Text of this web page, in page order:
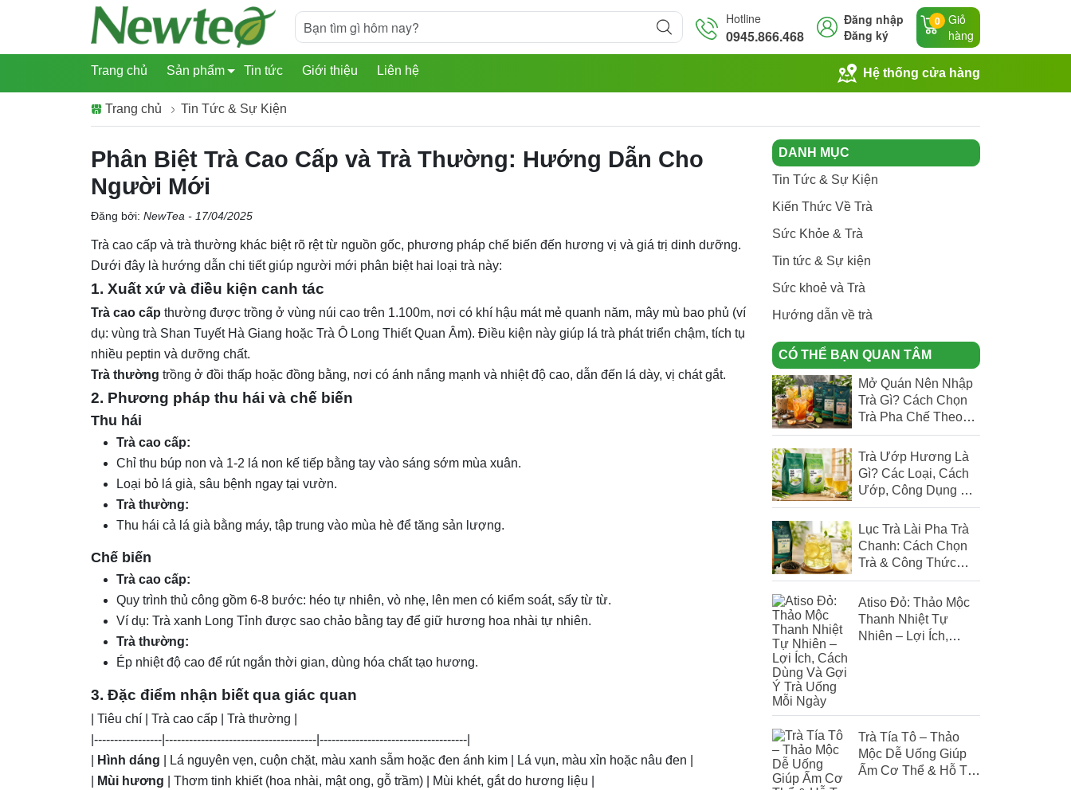
Hotline
0945.866.468
Đăng nhập
Đăng ký
0 Giỏ
hàng
Trang chủ Sản phẩm Tin tức Giới thiệu Liên hệ Hệ thống cửa hàng
Trang chủ Tin Tức & Sự Kiện
Phân Biệt Trà Cao Cấp và Trà Thường: Hướng Dẫn Cho
Người Mới
Đăng bởi: NewTea - 17/04/2025
Trà cao cấp và trà thường khác biệt rõ rệt từ nguồn gốc, phương pháp chế biến đến hương vị và giá trị dinh dưỡng.
Dưới đây là hướng dẫn chi tiết giúp người mới phân biệt hai loại trà này:
1. Xuất xứ và điều kiện canh tác
Trà cao cấp thường được trồng ở vùng núi cao trên 1.100m, nơi có khí hậu mát mẻ quanh năm, mây mù bao phủ (ví
dụ: vùng trà Shan Tuyết Hà Giang hoặc Trà Ô Long Thiết Quan Âm). Điều kiện này giúp lá trà phát triển chậm, tích tụ
nhiều peptin và dưỡng chất.
Trà thường trồng ở đồi thấp hoặc đồng bằng, nơi có ánh nắng mạnh và nhiệt độ cao, dẫn đến lá dày, vị chát gắt.
2. Phương pháp thu hái và chế biến
Thu hái
Trà cao cấp:
Chỉ thu búp non và 1-2 lá non kế tiếp bằng tay vào sáng sớm mùa xuân.
Loại bỏ lá già, sâu bệnh ngay tại vườn.
Trà thường:
Thu hái cả lá già bằng máy, tập trung vào mùa hè để tăng sản lượng.
Chế biến
Trà cao cấp:
Quy trình thủ công gồm 6-8 bước: héo tự nhiên, vò nhẹ, lên men có kiểm soát, sấy từ từ.
Ví dụ: Trà xanh Long Tỉnh được sao chảo bằng tay để giữ hương hoa nhài tự nhiên.
Trà thường:
Ép nhiệt độ cao để rút ngắn thời gian, dùng hóa chất tạo hương.
3. Đặc điểm nhận biết qua giác quan
| Tiêu chí | Trà cao cấp | Trà thường |
|-----------------|--------------------------------------|-------------------------------------|
Hình dáng | Lá nguyên vẹn, cuộn chặt, màu xanh sẫm hoặc đen ánh kim | Lá vụn, màu xỉn hoặc nâu đen |
Mùi hương | Thơm tinh khiết (hoa nhài, mật ong, gỗ trầm) | Mùi khét, gắt do hương liệu |
DANH MỤC
Tin Tức & Sự Kiện
Kiến Thức Về Trà
Sức Khỏe & Trà
Tin tức & Sự kiện
Sức khoẻ và Trà
Hướng dẫn về trà
CÓ THỂ BẠN QUAN TÂM
Mở Quán Nên Nhập
Trà Gì? Cách Chọn
Trà Pha Chế Theo
Menu Quán
Trà Ướp Hương Là
Gì? Các Loại, Cách
Ướp, Công Dụng Và
Cách Chọn Trà
Thơm Chuẩn
Lục Trà Lài Pha Trà
Chanh: Cách Chọn
Trà & Công Thức
Chuẩn Cho Quán
Atiso Đỏ: Thảo Mộc
Thanh Nhiệt Tự
Nhiên – Lợi Ích,
Trà Tía Tô – Thảo
Mộc Dễ Uống Giúp
Ấm Cơ Thể & Hỗ Trợ